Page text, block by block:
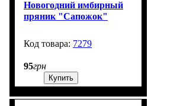
Новогодний имбирный
пряник "Сапожок"
7279
95грн
Купить